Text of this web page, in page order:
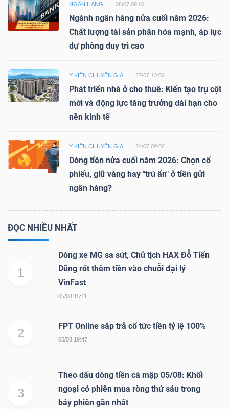
NGÂN HÀNG 28/07 09:02
Ngành ngân hàng nửa cuối năm 2026:
Chất lượng tài sản phân hóa mạnh, áp lực
dự phòng duy trì cao
Ý KIẾN CHUYÊN GIA 27/07 13:02
Phát triển nhà ở cho thuê: Kiến tạo trụ cột
mới và động lực tăng trưởng dài hạn cho
nền kinh tế
Ý KIẾN CHUYÊN GIA 24/07 09:02
Dòng tiền nửa cuối năm 2026: Chọn cổ
phiếu, giữ vàng hay "trú ẩn" ở tiền gửi
ngân hàng?
ĐỌC NHIỀU NHẤT
1
Dòng xe MG sa sút, Chủ tịch HAX Đỗ Tiến
Dũng rót thêm tiền vào chuỗi đại lý
VinFast
05/08 15:11
2
FPT Online sắp trả cổ tức tiền tỷ lệ 100%
05/08 19:47
3
Theo dấu dòng tiền cá mập 05/08: Khối
ngoại có phiên mua ròng thứ sáu trong
bảy phiên gần nhất
Công
cụ
tài
chính
Dữ
liệu
chính